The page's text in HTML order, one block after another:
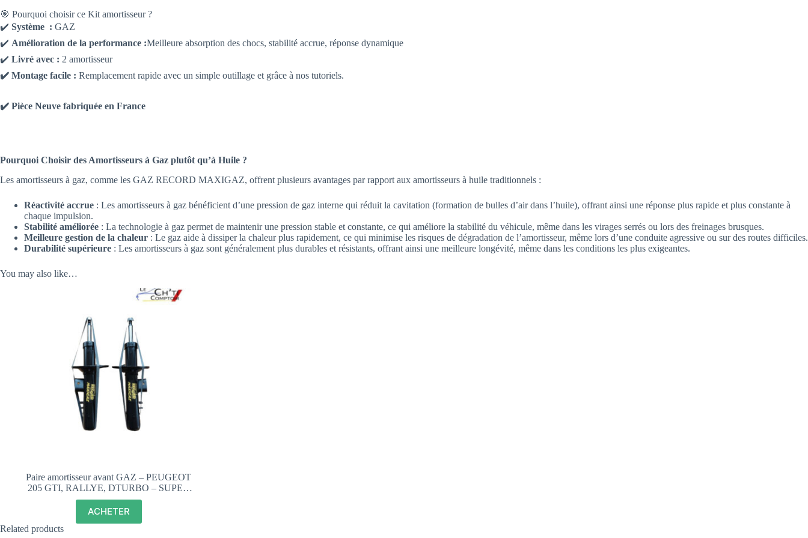
🎯 Pourquoi choisir ce Kit amortisseur ?
✔️ Système : GAZ
✔️ Amélioration de la performance :Meilleure absorption des chocs, stabilité accrue, réponse dynamique
✔️ Livré avec : 2 amortisseur
✔️ Montage facile : Remplacement rapide avec un simple outillage et grâce à nos tutoriels.
✔️ Pièce Neuve fabriquée en France
Pourquoi Choisir des Amortisseurs à Gaz plutôt qu’à Huile ?
Les amortisseurs à gaz, comme les GAZ RECORD MAXIGAZ, offrent plusieurs avantages par rapport aux amortisseurs à huile traditionnels :
Réactivité accrue : Les amortisseurs à gaz bénéficient d’une pression de gaz interne qui réduit la cavitation (formation de bulles d’air dans l’huile), offrant ainsi une réponse plus rapide et plus constante à
chaque impulsion.
Stabilité améliorée : La technologie à gaz permet de maintenir une pression stable et constante, ce qui améliore la stabilité du véhicule, même dans les virages serrés ou lors des freinages brusques.
Meilleure gestion de la chaleur : Le gaz aide à dissiper la chaleur plus rapidement, ce qui minimise les risques de dégradation de l’amortisseur, même lors d’une conduite agressive ou sur des routes difficiles.
Durabilité supérieure : Les amortisseurs à gaz sont généralement plus durables et résistants, offrant ainsi une meilleure longévité, même dans les conditions les plus exigeantes.
You may also like…
Paire amortisseur avant GAZ – PEUGEOT
205 GTI, RALLYE, DTURBO – SUPER
RECORD MAXIGAZ
ACHETER
Related products